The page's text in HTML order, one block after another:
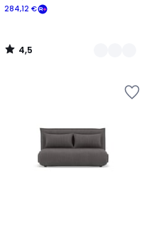
284,12 €
4,5
/